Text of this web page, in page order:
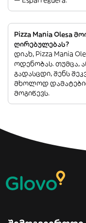
Pizza Mania Olesa
ღირებულებას?
დიახ, Pizza Mania
ოდენობას. თუმცა,
გადასცდი, შენს
მხოლოდ
მოგიწევს.